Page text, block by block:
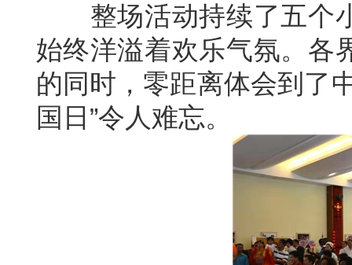
整场活动持续了五个小
始终洋溢着欢乐气氛。各
的同时，零距离体会到了
国日”令人难忘。